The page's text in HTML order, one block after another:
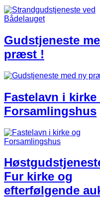
Gudstjeneste
præst !
Fastelavn i kirke
Forsamlingshus
Fur kirke og
efterfølgende